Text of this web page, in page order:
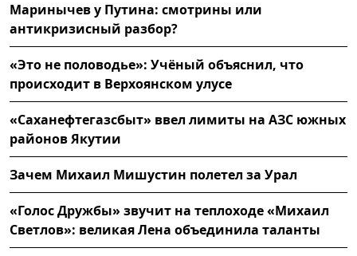
Маринычев у Путина: смотрины или
антикризисный разбор?
«Это не половодье»: Учёный объяснил, что
происходит в Верхоянском улусе
«Саханефтегазсбыт» ввел лимиты на АЗС южных
районов Якутии
Зачем Михаил Мишустин полетел за Урал
«Голос Дружбы» звучит на теплоходе «Михаил
Светлов»: великая Лена объединила таланты